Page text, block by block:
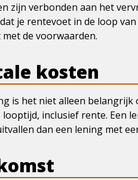
zijn verbonden aan het
je rentevoet in de loop
de voorwaarden.
kosten
is het niet alleen
inclusief rente. Een
dan een lening met